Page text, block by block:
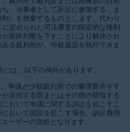
、当事者として訴訟に参加する、ま
）を放棄するものとします。代わり
定められた司法審査の限定的な権利
最終判断を下すことにより解決され
る裁判所が、仲裁裁定を執行できま
は、以下の例外があります。
争議が少額裁判所での審理要件をす
居住する国またはその他の類似する
おいて争議に関する訴訟を起こすこ
おいて訴訟を起こす場合、訴訟費用
ーザーの負担となります。